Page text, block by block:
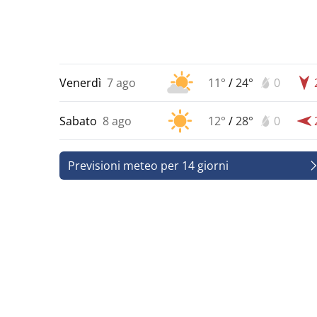
Venerdì 7 ago 11° /24° 0
Sabato 8 ago 12° /28° 0
Previsioni meteo per 14 giorni